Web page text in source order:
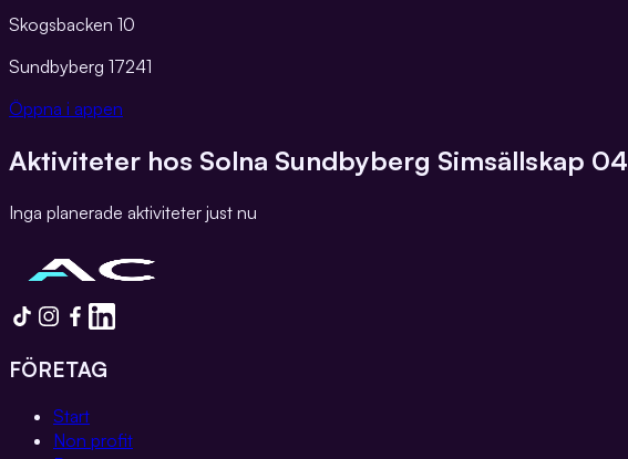
Skogsbacken 10
Sundbyberg 17241
Öppna i appen
Aktiviteter hos Solna Sundbyberg Simsällskap 04
Inga planerade aktiviteter just nu
FÖRETAG
Start
Non profit